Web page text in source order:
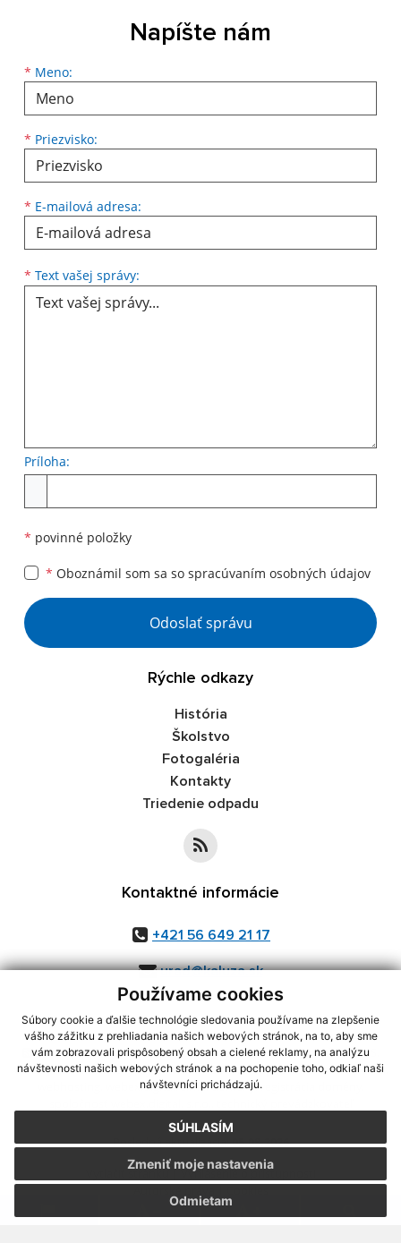
Používame cookies
Súbory cookie a ďalšie technológie sledovania používame na zlepšenie
vášho zážitku z prehliadania našich webových stránok, na to, aby sme
vám zobrazovali prispôsobený obsah a cielené reklamy, na analýzu
návštevnosti našich webových stránok a na pochopenie toho, odkiaľ naši
návštevníci prichádzajú.
SÚHLASÍM
Odmietam
Zmeniť moje nastavenia
Napíšte nám
* Meno:
Meno
* Priezvisko:
Priezvisko
* E-mailová adresa:
E-mailová adresa
* Text vašej správy:
Príloha:
* povinné položky
* Oboznámil som sa so spracúvaním osobných údajov
Google reCaptcha Response
Odoslať správu
Rýchle odkazy
História
Školstvo
Fotogaléria
Kontakty
Triedenie odpadu
Kontaktné informácie
+421 56 649 21 17
urad@kaluza.sk
využite možnosť získavania aktuálnych informácií s využitím RSS
CMS systém (redakčný) systém ECHELON 2,Mapa stránok,web portál
webex.digital, s.r.o.,domény,registrácia domény
Posledná aktualizácia:05.08.2026
Vytlačiť stránku|Vyhlásenie o prístupnosti